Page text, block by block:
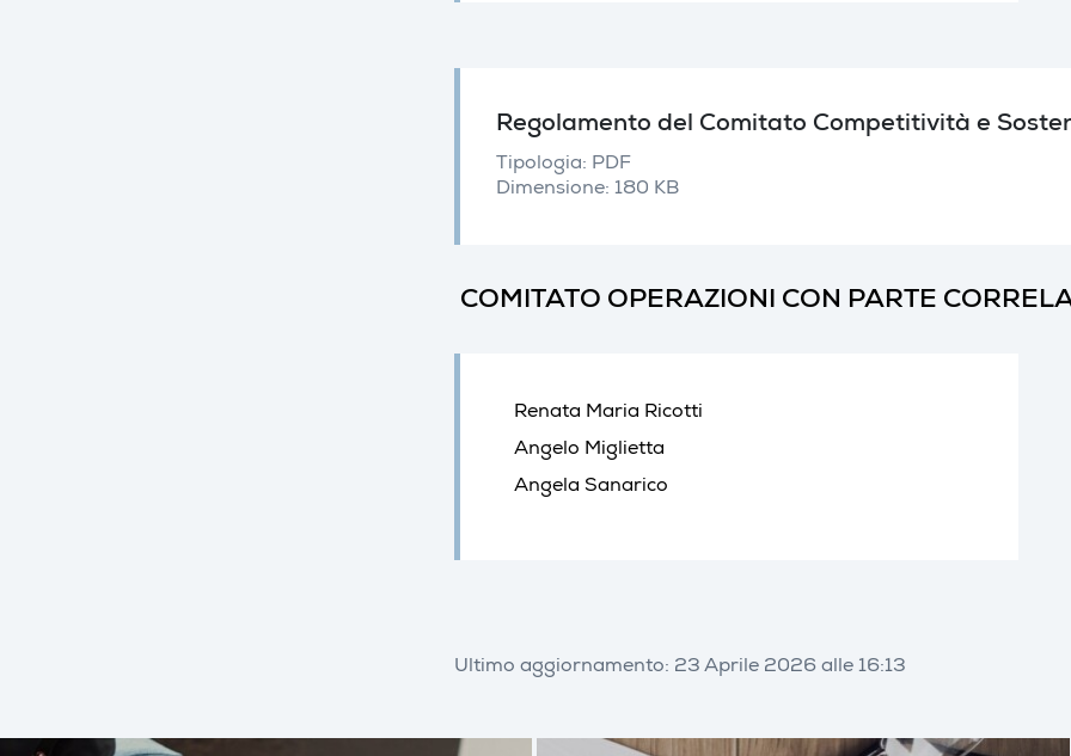
Regolamento del Comitato Competitività e
Tipologia: PDF
Dimensione: 180 KB
COMITATO OPERAZIONI CON PARTE
Renata Maria Ricotti
Angelo Miglietta
Angela Sanarico
Ultimo aggiornamento: 23 Aprile 2026 alle 16:13